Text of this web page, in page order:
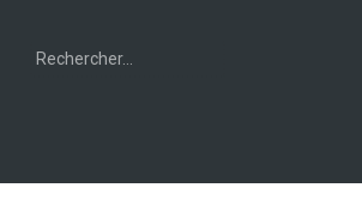
Rechercher :